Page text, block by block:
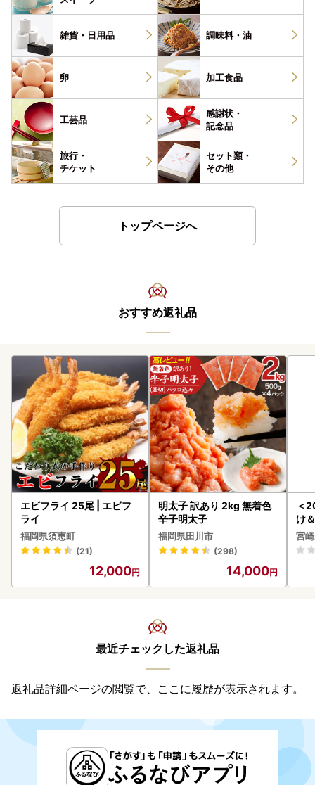
雑貨・ 日用品 調味料・ 油
卵 加工食品
工芸品
感謝状・
記念品
旅行・
チケット
セット類・
その他
トップページへ
おすすめ返礼品
エビフライ 25尾 | エビフ
ライ
福岡県須恵町
(21)
12,000
明太子 訳あり 2kg 無着色
辛子明太子
福岡県田川市
(298)
14,000
＜
け
も
-
宮
最近チェックした返礼品
返礼品詳細ページの閲覧で、ここに履歴が表示されます。